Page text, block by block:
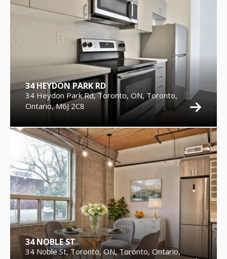
34 HEYDON PARK RD
34 Heydon Park Rd, Toronto, ON, Toronto,
Ontario, M6J 2C8
34 NOBLE ST
34 Noble St, Toronto, ON, Toronto, Ontario,